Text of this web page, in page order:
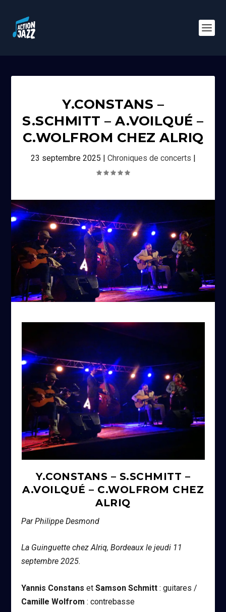
Y.CONSTANS –
S.SCHMITT – A.VOILQUÉ –
C.WOLFROM CHEZ ALRIQ
23 septembre 2025 | Chroniques de concerts |
Y.CONSTANS – S.SCHMITT –
A.VOILQUÉ – C.WOLFROM CHEZ
ALRIQ
Par Philippe Desmond
La Guinguette chez Alriq, Bordeaux le jeudi 11
septembre 2025.
Yannis Constans etSamson Schmitt : guitares /
Camille Wolfrom : contrebasse